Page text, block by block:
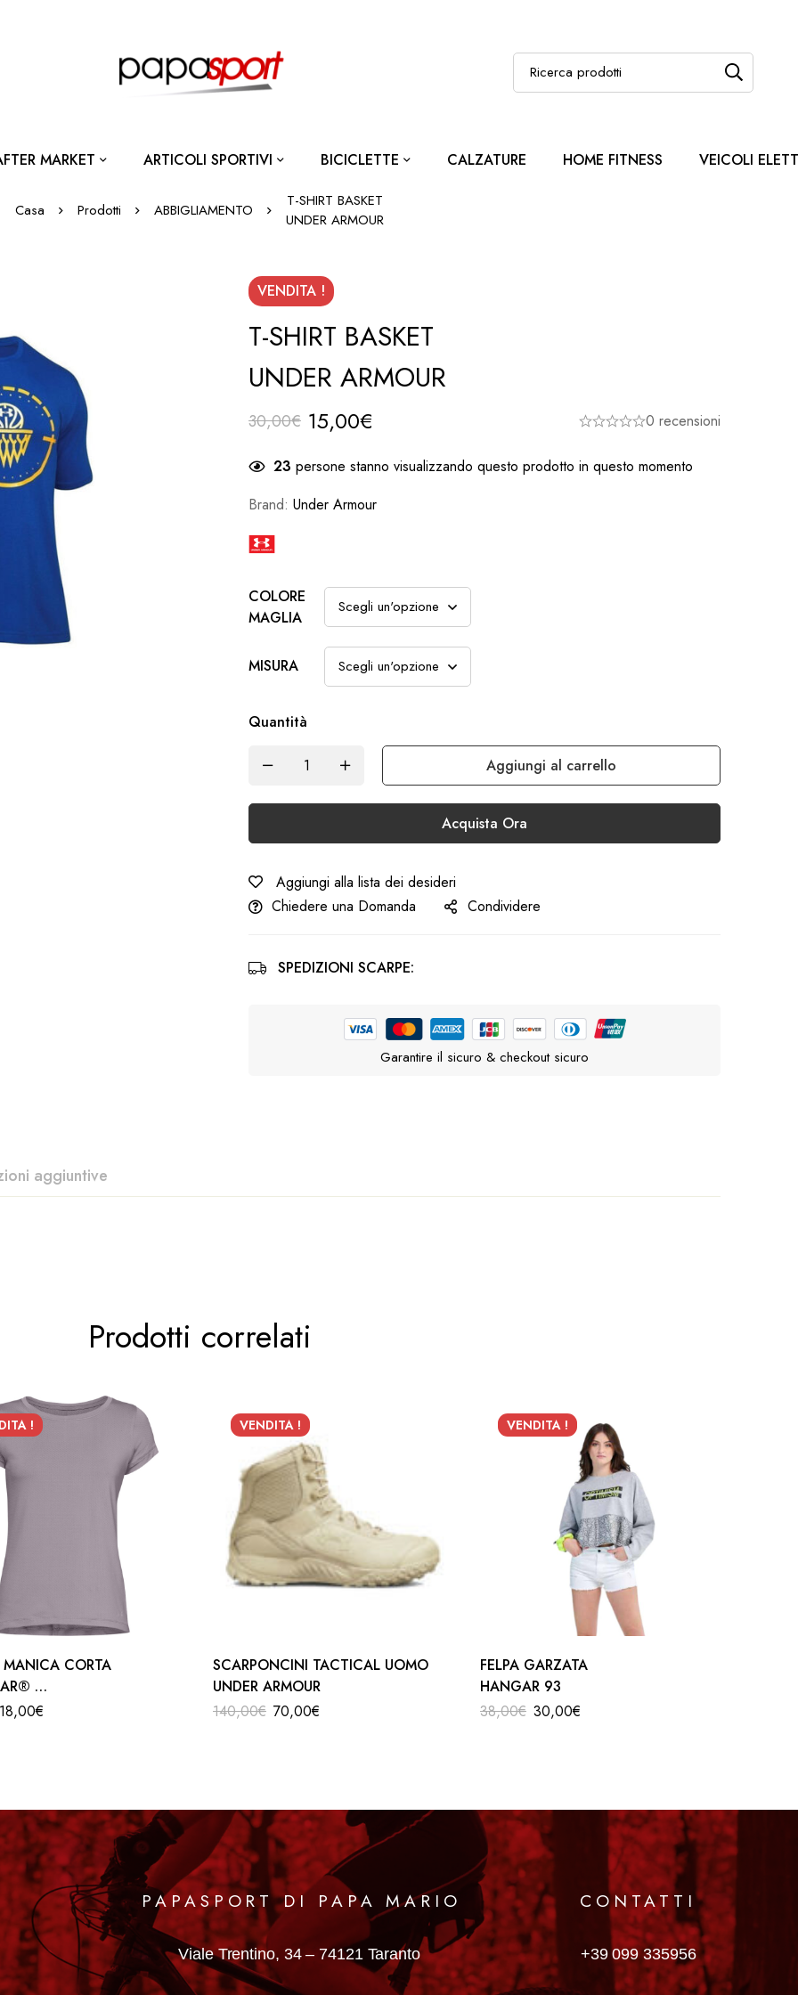
MARKET ARTICOLI SPORTIVI BICICLETTE CALZATURE HOME FITNESS VEICOLI
Casa Prodotti ABBIGLIAMENTO
T-SHIRT BASKET
UNDER ARMOUR
VENDITA !
T-SHIRT BASKET
UNDER ARMOUR
30,00€ 15,00€ 0 recensioni
23 persone stanno visualizzando questo prodotto in questo momento
Brand: Under Armour
COLORE
MAGLIA
MISURA
Quantità
Aggiungi al carrello
Acquista Ora
Aggiungi alla lista dei desideri
Chiedere una Domanda
Condividere
SPEDIZIONI SCARPE:
Garantire il sicuro & checkout sicuro
aggiuntive
Prodotti correlati
!
CORTA
18,00€
VENDITA !
SCARPONCINI TACTICAL UOMO
UNDER ARMOUR
140,00€ 70,00€
VENDITA !
FELPA GARZATA
HANGAR 93
38,00€ 30,00€
PAPASPORT DI PAPA MARIO
Viale Trentino, 34 – 74121 Taranto
CONTATTI
+39 099 335956